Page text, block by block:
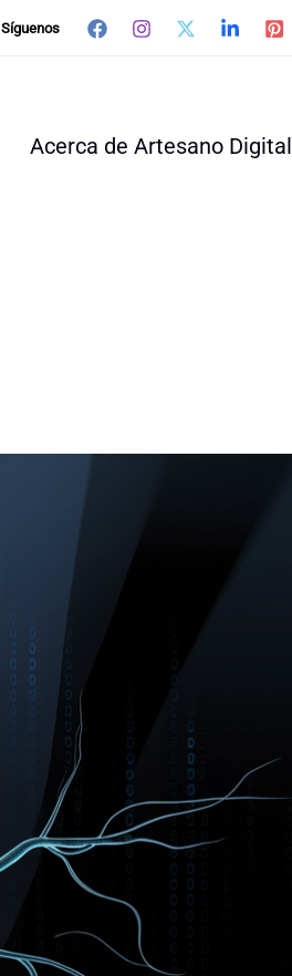
Síguenos
Acerca de Artesano Digital